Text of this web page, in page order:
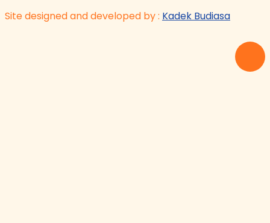
Site designed and developed by : Kadek Budiasa